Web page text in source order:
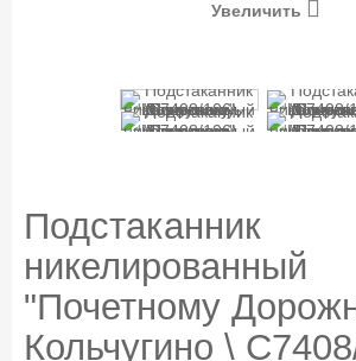
Увеличить
Подстаканник
никелированный
"Почетному
Кольчугино \